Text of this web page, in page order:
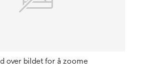
over bildet for å zoome